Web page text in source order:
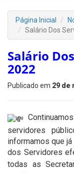
Página Inicial
Salário Dos
Salário
2022
Publicado em 29 de
servidores
informamos que
dos Servidores
todas as